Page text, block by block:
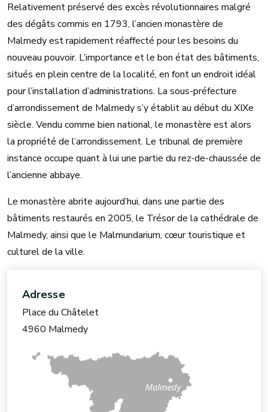
Relativement préservé des excès révolutionnaires malgré
des dégâts commis en 1793, l’ancien monastère de
Malmedy est rapidement réaffecté pour les besoins du
nouveau pouvoir. L’importance et le bon état des bâtiments,
situés en plein centre de la localité, en font un endroit idéal
pour l’installation d’administrations. La sous-préfecture
d’arrondissement de Malmedy s’y établit au début du XIXe
siècle. Vendu comme bien national, le monastère est alors
la propriété de l’arrondissement. Le tribunal de première
instance occupe quant à lui une partie du rez-de-chaussée de
l’ancienne abbaye.
Le monastère abrite aujourd’hui, dans une partie des
bâtiments restaurés en 2005, le Trésor de la cathédrale de
Malmedy, ainsi que le Malmundarium, cœur touristique et
culturel de la ville.
Adresse
Place du Châtelet
4960 Malmedy